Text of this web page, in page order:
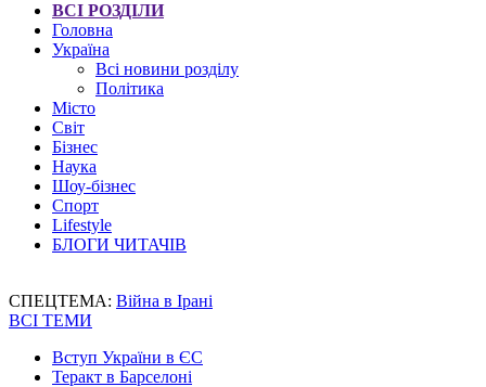
ВСІ РОЗДІЛИ
Головна
Україна
Всі новини розділу
Політика
Місто
Світ
Бізнес
Наука
Шоу-бізнес
Спорт
Lifestyle
БЛОГИ ЧИТАЧІВ
СПЕЦТЕМА: Війна в Ірані
ВСІ ТЕМИ
Вступ України в ЄС
Теракт в Барселоні